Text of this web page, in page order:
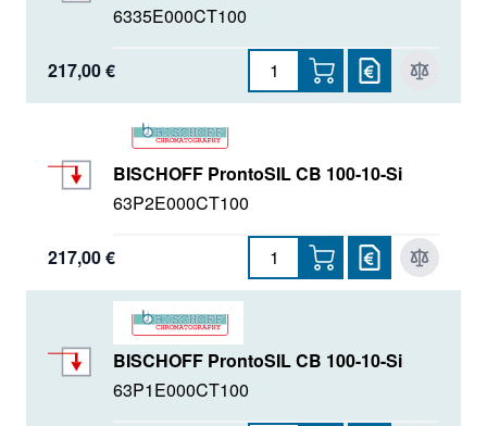
6335E000CT100
217,00 €
BISCHOFF ProntoSIL CB 100-10-Si
63P2E000CT100
217,00 €
BISCHOFF ProntoSIL CB 100-10-Si
63P1E000CT100